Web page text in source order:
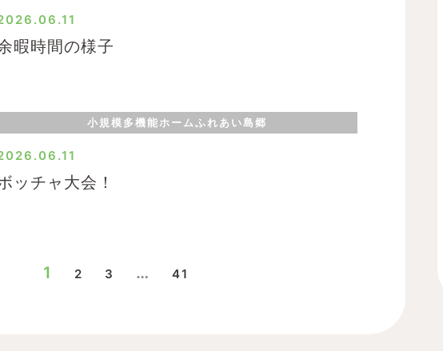
暇時間の様子
小規模多機能ホームふれあい島郷
ッチャ大会！
1 2 3 … 41